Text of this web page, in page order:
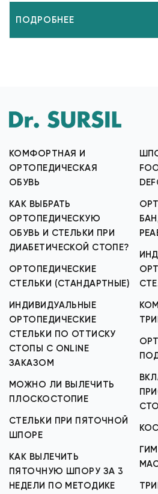
ПОДРОБНЕЕ
КОМФОРТНАЯ И
ОРТОПЕДИЧЕСКАЯ
ОБУВЬ
КАК ВЫБРАТЬ
ОРТОПЕДИЧЕСКУЮ
ОБУВЬ И СТЕЛЬКИ ПРИ
ДИАБЕТИЧЕСКОЙ СТОПЕ?
ОРТОПЕДИЧЕСКИЕ
СТЕЛЬКИ (СТАНДАРТНЫЕ)
ИНДИВИДУАЛЬНЫЕ
ОРТОПЕДИЧЕСКИЕ
СТЕЛЬКИ ПО ОТТИСКУ
СТОПЫ С ONLINE
ЗАКАЗОМ
МОЖНО ЛИ ВЫЛЕЧИТЬ
ПЛОСКОСТОПИЕ
СТЕЛЬКИ ПРИ ПЯТОЧНОЙ
ШПОРЕ
КАК ВЫЛЕЧИТЬ
ПЯТОЧНУЮ ШПОРУ ЗА 3
НЕДЕЛИ ПО МЕТОДИКЕ